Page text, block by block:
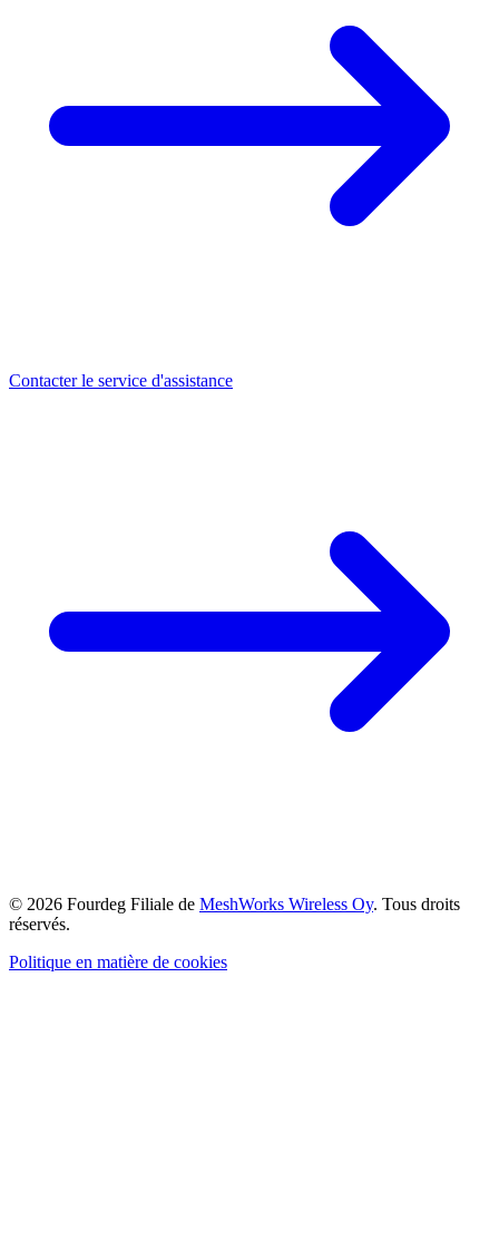
Contacter le service d'assistance
© 2026 Fourdeg Filiale de MeshWorks Wireless Oy. Tous droits
réservés.
Politique en matière de cookies